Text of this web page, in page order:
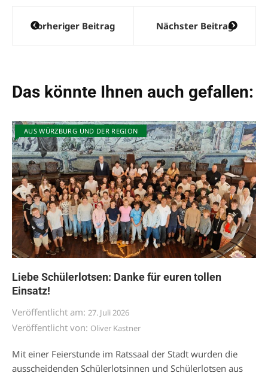
Beitragsnavigation
Vorheriger Beitrag Nächster Beitrag
Das könnte Ihnen auch gefallen:
AUS WÜRZBURG UND DER REGION
Liebe Schülerlotsen: Danke für euren tollen
Einsatz!
Veröffentlicht am: 27. Juli 2026
Veröffentlicht von: Oliver Kastner
Mit einer Feierstunde im Ratssaal der Stadt wurden die
ausscheidenden Schülerlotsinnen und Schülerlotsen aus